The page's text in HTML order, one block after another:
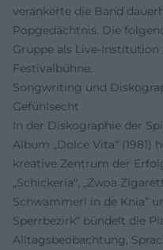
verankerte die Band
Popgedächtnis. Die
Gruppe als Live-
Festivalbühne.
Songwriting und
Gefühlsecht
In der Diskographie der
Album „Dolce Vita“ (1981)
kreative Zentrum der
„Schickeria“, „Zwoa
Schwammerl in de Knia“
Sperrbezirk“ bündelt die
Alltagsbeobachtung,